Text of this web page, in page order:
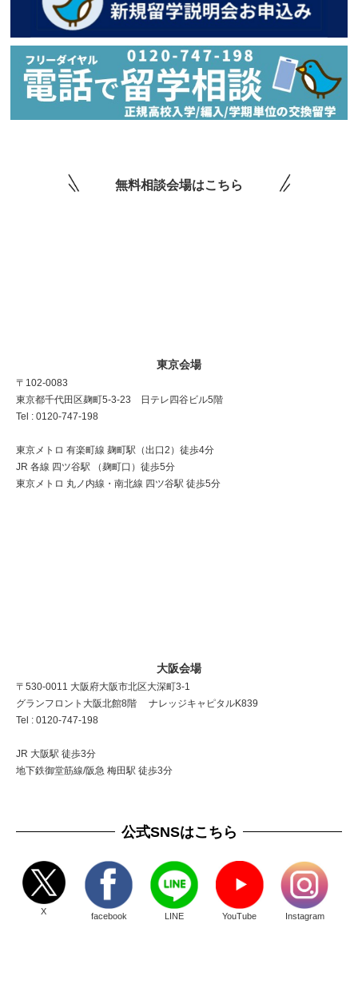
無料相談会場はこちら
東京会場
〒102-0083
東京都千代田区麹町5-3-23 日テレ四谷ビル5階
Tel : 0120-747-198
東京メトロ 有楽町線 麹町駅（出口2）徒歩4分
JR 各線 四ツ谷駅 （麹町口）徒歩5分
東京メトロ 丸ノ内線・南北線 四ツ谷駅 徒歩5分
大阪会場
〒530-0011 大阪府大阪市北区大深町3-1
グランフロント大阪北館8階 ナレッジキャピタルK839
Tel : 0120-747-198
JR 大阪駅 徒歩3分
地下鉄御堂筋線/阪急 梅田駅 徒歩3分
公式SNSはこちら
X facebook LINE YouTube Instagram